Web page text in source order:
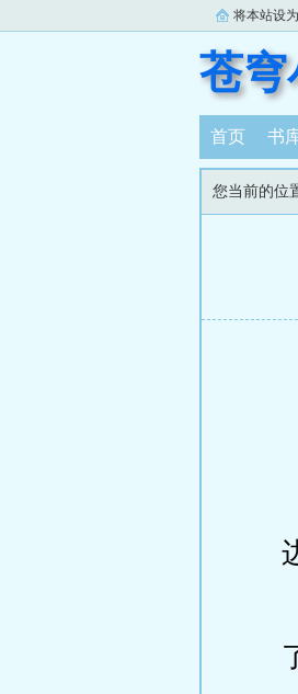
将本站设
苍穹
首页 书
您当前的位